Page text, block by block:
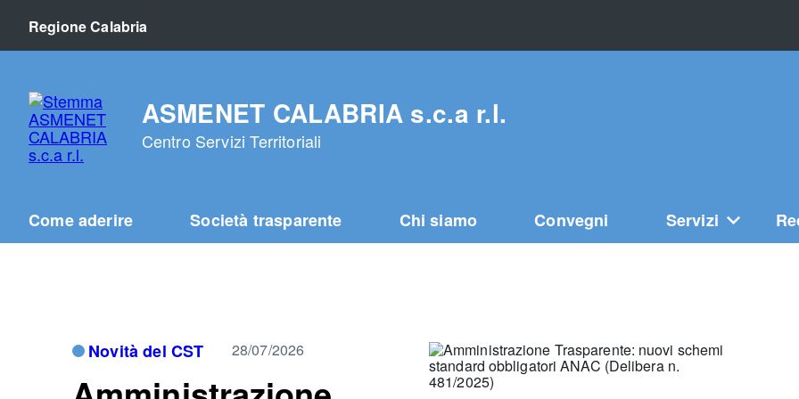
Regione Calabria
ASMENET CALABRIA s.c.a r.l.
Centro Servizi Territoriali
Come aderire Società trasparente Chi siamo Convegni Servizi
Novità del CST 28/07/2026